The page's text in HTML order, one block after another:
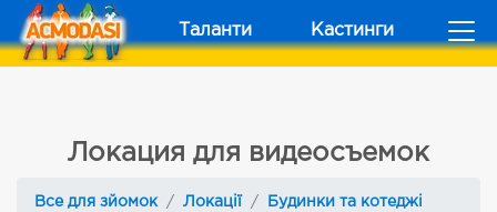
Таланти Кастинги
Локация для видеосъемок
Все для зйомок Локації
Будинки та котеджі